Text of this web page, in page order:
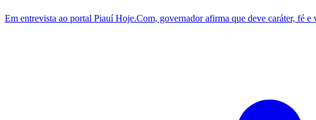
Em entrevista ao portal Piauí Hoje.Com, governador afirma que deve caráter, fé